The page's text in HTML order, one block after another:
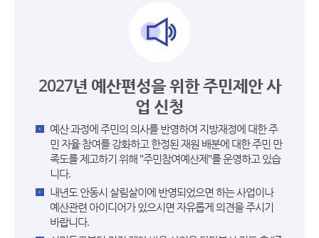
2027년 예산편성을 위한 주민제안 사
업 신청
예산 과정에 주민의 의사를 반영하여 지방재정에 대한 주
민 자율 참여를 강화하고 한정된 재원 배분에 대한 주민 만
족도를 제고하기 위해 "주민참여예산제"를 운영하고 있습
니다.
내년도 안동시 살림살이에 반영되었으면 하는 사업이나
예산관련 아이디어가 있으시면 자유롭게 의견을 주시기
바랍니다.